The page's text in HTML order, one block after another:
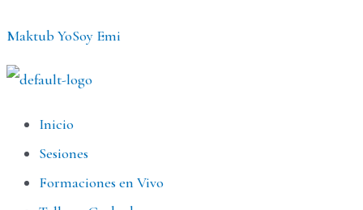
contenido
Maktub YoSoy Emi
MenúInicio
Sesiones
Formaciones en Vivo